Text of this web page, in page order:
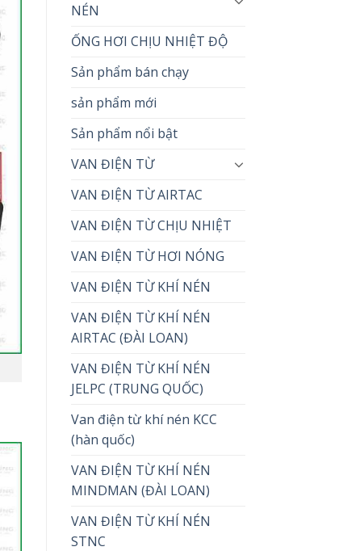
NÉN
ỐNG HƠI CHỊU NHIỆT ĐỘ
Sản phẩm bán chạy
sản phẩm mới
Sản phẩm nổi bật
VAN ĐIỆN TỪ
VAN ĐIỆN TỪ AIRTAC
VAN ĐIỆN TỪ CHỊU NHIỆT
VAN ĐIỆN TỪ HƠI NÓNG
VAN ĐIỆN TỪ KHÍ NÉN
VAN ĐIỆN TỪ KHÍ NÉN
AIRTAC (ĐÀI LOAN)
VAN ĐIỆN TỪ KHÍ NÉN
JELPC (TRUNG QUỐC)
Van điện từ khí nén KCC
(hàn quốc)
VAN ĐIỆN TỪ KHÍ NÉN
MINDMAN (ĐÀI LOAN)
VAN ĐIỆN TỪ KHÍ NÉN
STNC